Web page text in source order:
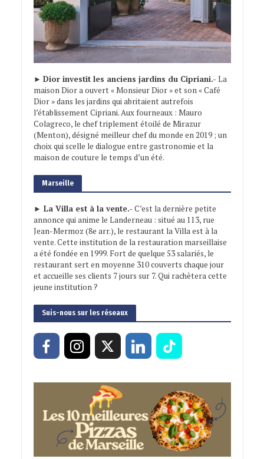
► Dior investit les anciens jardins du Cipriani.- La
maison Dior a ouvert « Monsieur Dior » et son « Café
Dior » dans les jardins qui abritaient autrefois
l’établissement Cipriani. Aux fourneaux : Mauro
Colagreco, le chef triplement étoilé de Mirazur
(Menton), désigné meilleur chef du monde en 2019 ; un
choix qui scelle le dialogue entre gastronomie et la
maison de couture le temps d’un été.
Marseille
► La Villa est à la vente.- C’est la dernière petite
annonce qui anime le Landerneau : situé au 113, rue
Jean-Mermoz (8e arr.), le restaurant la Villa est à la
vente. Cette institution de la restauration marseillaise
a été fondée en 1999. Fort de quelque 53 salariés, le
restaurant sert en moyenne 310 couverts chaque jour
et accueille ses clients 7 jours sur 7. Qui rachètera cette
jeune institution ?
Suis-nous sur les réseaux